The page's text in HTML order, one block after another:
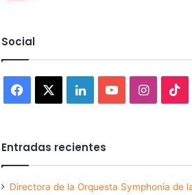
Social
Facebook LinkedInYouTube
Entradas recientes
Directora de la Orquesta Symphonia de